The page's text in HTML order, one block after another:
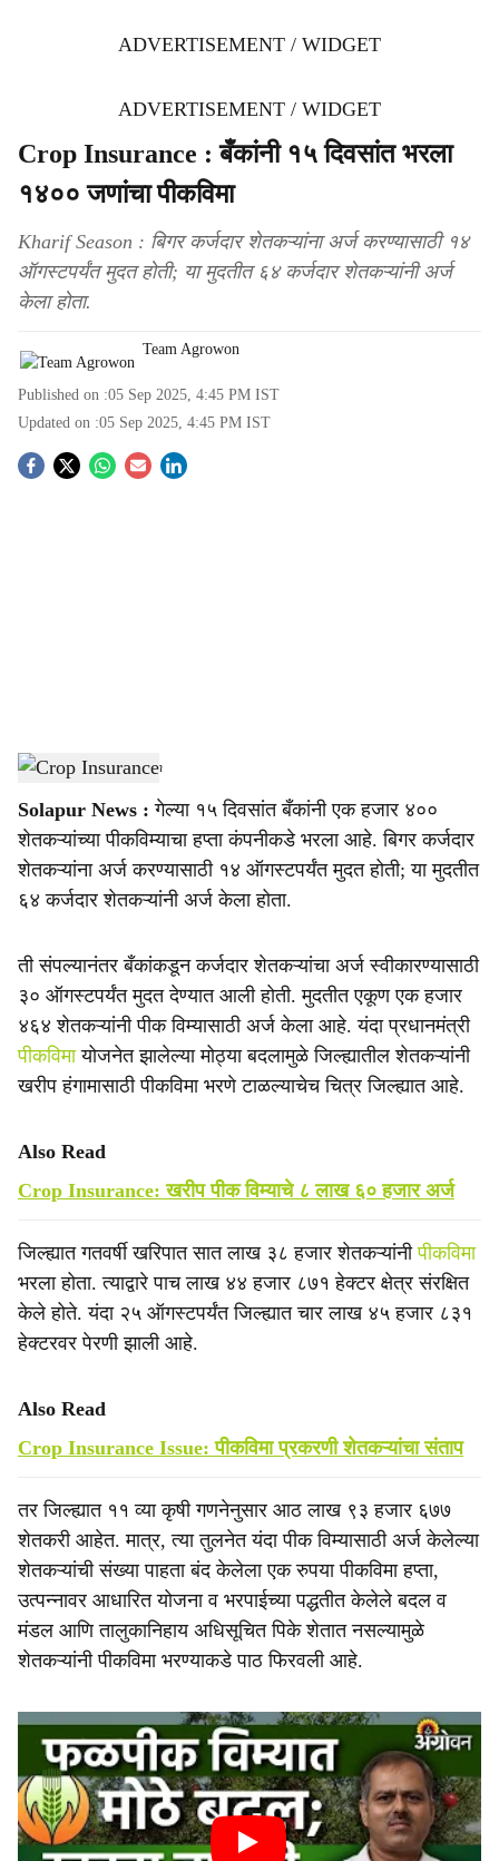
ADVERTISEMENT / WIDGET
ADVERTISEMENT / WIDGET
Crop Insurance : बँकांनी १५ दिवसांत भरला
१४०० जणांचा पीकविमा
Kharif Season : बिगर कर्जदार शेतकऱ्यांना अर्ज करण्यासाठी १४
ऑगस्टपर्यंत मुदत होती; या मुदतीत ६४ कर्जदार शेतकऱ्यांनी अर्ज
केला होता.
Team Agrowon
Published on :05 Sep 2025, 4:45 PM IST
Updated on :05 Sep 2025, 4:45 PM IST
S
a
r
e
Crop Insurance-Agrowon
Solapur News : गेल्या १५ दिवसांत बँकांनी एक हजार ४००
शेतकऱ्यांच्या पीकविम्याचा हप्ता कंपनीकडे भरला आहे. बिगर कर्जदार
शेतकऱ्यांना अर्ज करण्यासाठी १४ ऑगस्टपर्यंत मुदत होती; या मुदतीत
६४ कर्जदार शेतकऱ्यांनी अर्ज केला होता.
ती संपल्यानंतर बँकांकडून कर्जदार शेतकऱ्यांचा अर्ज स्वीकारण्यासाठी
३० ऑगस्टपर्यंत मुदत देण्यात आली होती. मुदतीत एकूण एक हजार
४६४ शेतकऱ्यांनी पीक विम्यासाठी अर्ज केला आहे. यंदा प्रधानमंत्री
पीकविमायोजनेत झालेल्या मोठ्या बदलामुळे जिल्ह्यातील शेतकऱ्यांनी
खरीप हंगामासाठी पीकविमा भरणे टाळल्याचेच चित्र जिल्ह्यात आहे.
Also Read
Crop Insurance: खरीप पीक विम्याचे ८ लाख ६० हजार अर्ज
जिल्ह्यात गतवर्षी खरिपात सात लाख ३८ हजार शेतकऱ्यांनीपीकविमा
भरला होता. त्याद्वारे पाच लाख ४४ हजार ८७१ हेक्टर क्षेत्र संरक्षित
केले होते. यंदा २५ ऑगस्टपर्यंत जिल्ह्यात चार लाख ४५ हजार ८३१
हेक्टरवर पेरणी झाली आहे.
Also Read
Crop Insurance Issue: पीकविमा प्रकरणी शेतकऱ्यांचा संताप
तर जिल्ह्यात ११ व्या कृषी गणनेनुसार आठ लाख ९३ हजार ६७७
शेतकरी आहेत. मात्र, त्या तुलनेत यंदा पीक विम्यासाठी अर्ज केलेल्या
शेतकऱ्यांची संख्या पाहता बंद केलेला एक रुपया पीकविमा हप्ता,
उत्पन्नावर आधारित योजना व भरपाईच्या पद्धतीत केलेले बदल व
मंडल आणि तालुकानिहाय अधिसूचित पिके शेतात नसल्यामुळे
शेतकऱ्यांनी पीकविमा भरण्याकडे पाठ फिरवली आहे.